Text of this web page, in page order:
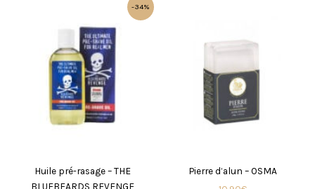
-34%
Huile pré-rasage – THE
BLUEBEARDS REVENGE
initial
était :
14,90€.
actuel
est :
9,90€.
Pierre d’alun – OSMA